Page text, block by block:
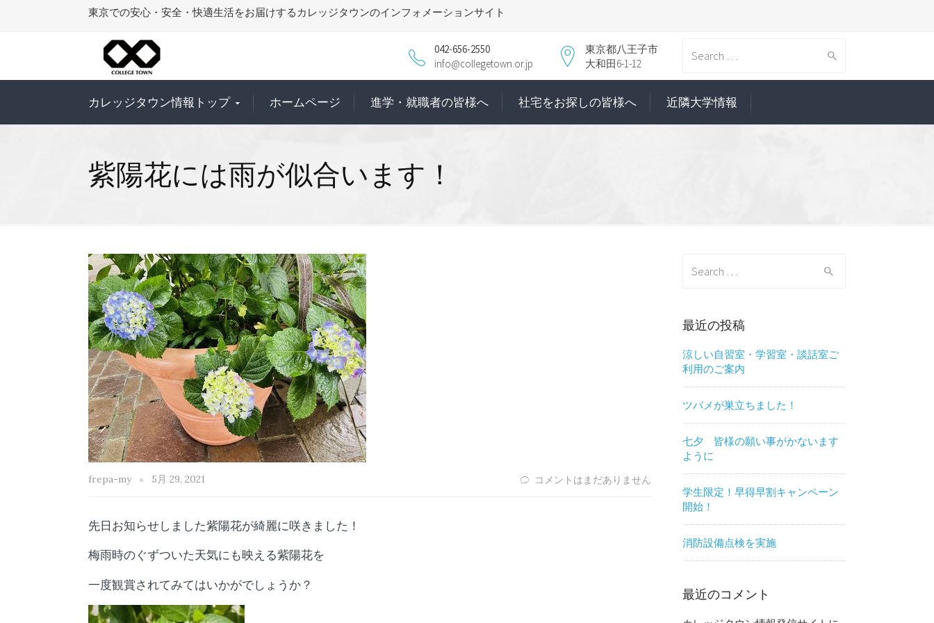
東京での安心・安全・快適生活をお届けするカレッジタウンのインフォメーションサイト
for:
東京都八王子市
大和田6-1-12
042-656-2550
info@collegetown.or.jp
カレッジタウン情報トップ ホームページ 進学・就職者の皆様へ 社宅をお探しの皆様へ 近隣大学情報
紫陽花には雨が似合います！
frepa-my 5月 29, 2021 コメントはまだありません
先日お知らせしました紫陽花が綺麗に咲きました！
梅雨時のぐずついた天気にも映える紫陽花を
一度観賞されてみてはいかがでしょうか？
最近の投稿
涼しい自習室・学習室・談話室ご
利用のご案内
ツバメが巣立ちました！
七夕 皆様の願い事がかないます
ように
学生限定！早得早割キャンペーン
開始！
消防設備点検を実施
最近のコメント